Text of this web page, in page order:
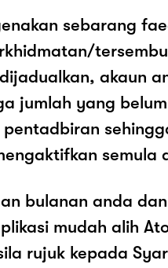
sebarang
akaun
jumlah yang
semula
bulanan anda
mudah alih
rujuk kepada